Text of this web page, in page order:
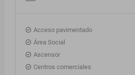
Acceso pavimentado
Área Social
Ascensor
Centros comerciales